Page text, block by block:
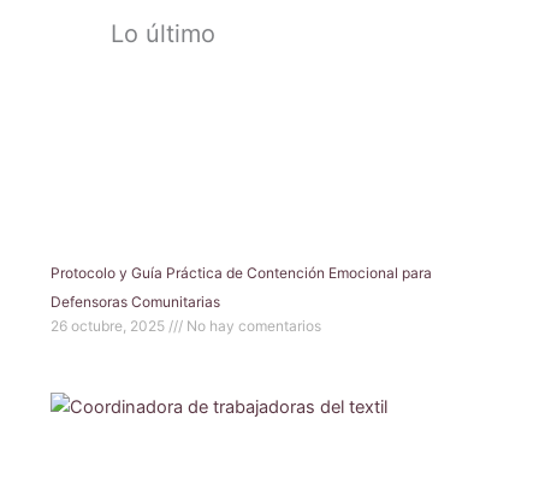
Lo último
Protocolo y Guía Práctica de Contención Emocional para
Defensoras Comunitarias
26 octubre, 2025
No hay comentarios